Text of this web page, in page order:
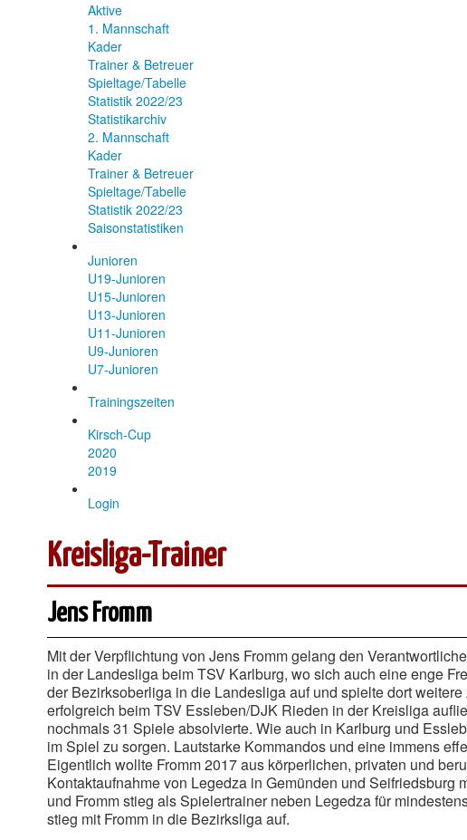
Aktive
1. Mannschaft
Kader
Trainer & Betreuer
Spieltage/Tabelle
Statistik 2022/23
Statistikarchiv
2. Mannschaft
Kader
Trainer & Betreuer
Spieltage/Tabelle
Statistik 2022/23
Saisonstatistiken
Junioren
U19-Junioren
U15-Junioren
U13-Junioren
U11-Junioren
U9-Junioren
U7-Junioren
Trainingszeiten
Kirsch-Cup
2020
2019
Login
Kreisliga-Trainer
Jens Fromm
Mit der Verpflichtung von Jens Fromm gelang den
in der Landesliga beim TSV Karlburg, wo sich auch eine enge
der Bezirksoberliga in die Landesliga auf und spielte dort
erfolgreich beim TSV Essleben/DJK Rieden in der Kreisliga
nochmals 31 Spiele absolvierte. Wie auch in Karlburg und
im Spiel zu sorgen. Lautstarke Kommandos und eine immens
Eigentlich wollte Fromm 2017 aus körperlichen, privaten und
Kontaktaufnahme von Legedza in Gemünden und
und Fromm stieg als Spielertrainer neben Legedza für
stieg mit Fromm in die Bezirksliga auf.